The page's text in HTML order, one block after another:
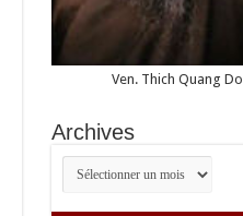
Ven. Thich Quang Do
Archives
Archives